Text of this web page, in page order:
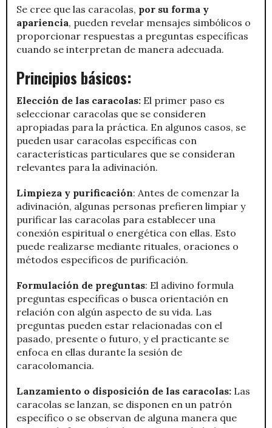
Se cree que las caracolas, por su forma y
apariencia, pueden revelar mensajes simbólicos o
proporcionar respuestas a preguntas específicas
cuando se interpretan de manera adecuada.
Principios básicos:
Elección de las caracolas: El primer paso es
seleccionar caracolas que se consideren
apropiadas para la práctica. En algunos casos, se
pueden usar caracolas específicas con
características particulares que se consideran
relevantes para la adivinación.
Limpieza y purificación: Antes de comenzar la
adivinación, algunas personas prefieren limpiar y
purificar las caracolas para establecer una
conexión espiritual o energética con ellas. Esto
puede realizarse mediante rituales, oraciones o
métodos específicos de purificación.
Formulación de preguntas: El adivino formula
preguntas específicas o busca orientación en
relación con algún aspecto de su vida. Las
preguntas pueden estar relacionadas con el
pasado, presente o futuro, y el practicante se
enfoca en ellas durante la sesión de
caracolomancia.
Lanzamiento o disposición de las caracolas: Las
caracolas se lanzan, se disponen en un patrón
específico o se observan de alguna manera que